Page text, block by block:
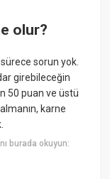
olur?
sorun yok.
girebileceğin
50 puan ve üstü
karne
burada okuyun: